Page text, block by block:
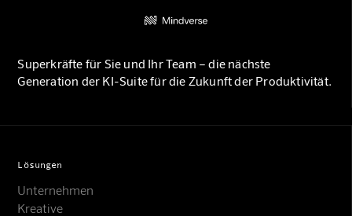
Superkräfte für Sie und Ihr Team – die nächste
Generation der KI-Suite für die Zukunft der Produktivität.
Lösungen
Unternehmen
Kreative